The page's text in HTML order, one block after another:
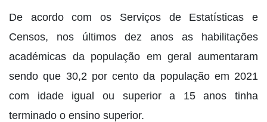
De acordo com os Serviços de Estatísticas e
Censos, nos últimos dez anos as habilitações
académicas da população em geral aumentaram
sendo que 30,2 por cento da população em 2021
com idade igual ou superior a 15 anos tinha
terminado o ensino superior.